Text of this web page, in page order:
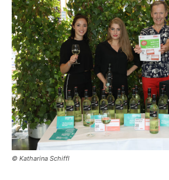
© Katharina Schiffl